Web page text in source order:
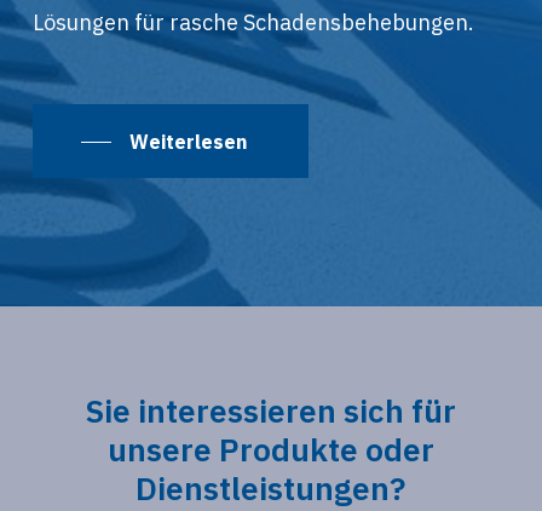
Lösungen für rasche Schadensbehebungen.
Weiterlesen
Sie interessieren sich für
unsere Produkte oder
Dienstleistungen?